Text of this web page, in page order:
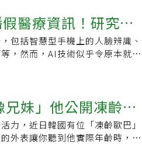
通知書，他無奈且痛心地在網上
卻面臨毫無根據的指控，深怕這
起撻伐事件迎來大反轉事件在網
起聲討這位父親恩將仇報。網友
，以後誰還敢挺身而出？」、
，這宗荒謬的案件終於水落石
調查後，自己已獲「無嫌疑」結
該名企圖藉機索賠的父親不僅沒
被警方正式立案調查。延伸閱
」，最終遭海關沒收並現場銷
求，建議可事先前往家醫科就
與處方箋，以便遇到海關查驗時
韓自2025年4月起已將部分常見
被韓方認定為具有抗精神性藥物
國前應事先確認藥品成分與當地
帶相關藥品入境，海關可依法進
甚至可能面臨刑事調查。過去韓
痛藥後返韓，入境時遭海關認定
先推動考試認證，當體系成熟
能在臨床中照顧更多病人。🎧立
用藥、縮短住院天數專科藥師會
別可能的問題，再交由團隊解
情變化快且常使用鎮定劑、升壓
病人的癒後和生活品質。在感染
或升階使用抗生素，不僅對症下
是增加人力，但是其實得到的經
地說。除了可減少高昂的後續醫
醫療資訊！研究員
包括智慧型手機上的人臉辨識、
，然而，AI技術似乎令原本就資
的方式。人工智慧推動醫療保健
我們也不需要將人工智慧視為全
具。以醫療領域來說，如果專家
，就能期待實現「精準及時的醫
「降低醫療成本」和「延長健康
妹」他公開凍齡日
力，近日韓國有位「凍齡歐巴」
外表讓你聽到他實際年齡時，一